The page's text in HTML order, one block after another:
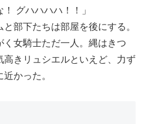
グハハハハ！！」
部下たちは部屋を後にする。
女騎士ただ一人。縄はきつ
高きリュシエルといえど、力ず
かった。